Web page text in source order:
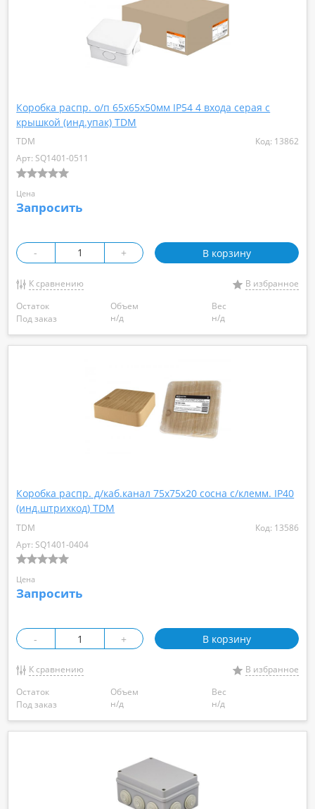
Коробка распр. о/п 65х65х50мм IP54 4 входа серая с
крышкой (инд.упак) TDM
TDM
Код: 13862
Арт: SQ1401-0511
Цена
Запросить
- + В корзину
К сравнению
В избранное
Остаток
Под заказ
Объем
н/д
Вес
н/д
Коробка распр. д/каб.канал 75х75х20 сосна с/клемм. IP40
(инд.штрихкод) TDM
TDM
Код: 13586
Арт: SQ1401-0404
Цена
Запросить
- + В корзину
К сравнению
В избранное
Остаток
Под заказ
Объем
н/д
Вес
н/д